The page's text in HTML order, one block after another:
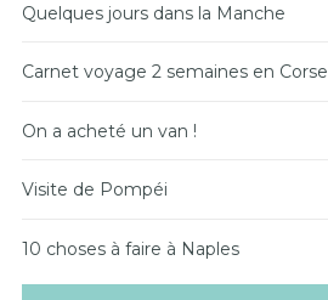
Quelques jours dans la Manche
Carnet voyage 2 semaines en Corse
On a acheté un van !
Visite de Pompéi
10 choses à faire à Naples